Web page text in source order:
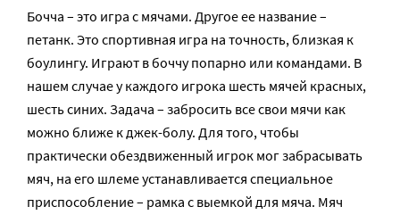
Бочча – это игра с мячами. Другое ее название –
петанк. Это спортивная игра на точность, близкая к
боулингу. Играют в боччу попарно или командами. В
нашем случае у каждого игрока шесть мячей красных,
шесть синих. Задача – забросить все свои мячи как
можно ближе к джек-болу. Для того, чтобы
практически обездвиженный игрок мог забрасывать
мяч, на его шлеме устанавливается специальное
приспособление – рамка с выемкой для мяча. Мяч